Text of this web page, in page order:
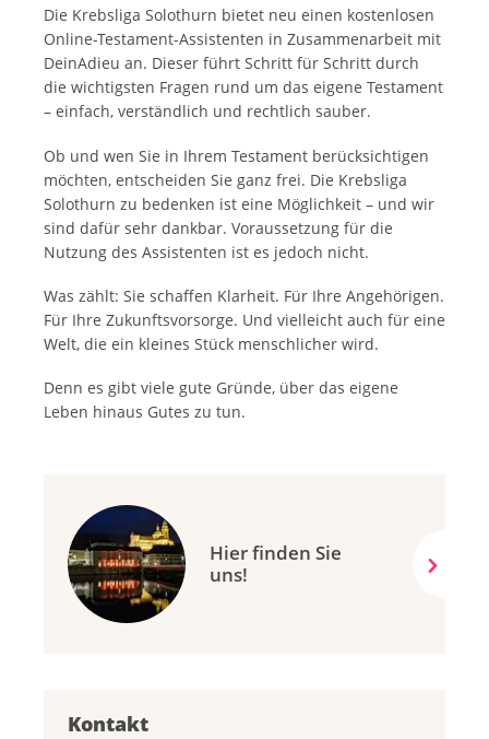
Die Krebsliga Solothurn bietet neu einen kostenlosen
Online-Testament-Assistenten in Zusammenarbeit mit
DeinAdieu an. Dieser führt Schritt für Schritt durch
die wichtigsten Fragen rund um das eigene Testament
– einfach, verständlich und rechtlich sauber.
Ob und wen Sie in Ihrem Testament berücksichtigen
möchten, entscheiden Sie ganz frei. Die Krebsliga
Solothurn zu bedenken ist eine Möglichkeit – und wir
sind dafür sehr dankbar. Voraussetzung für die
Nutzung des Assistenten ist es jedoch nicht.
Was zählt: Sie schaffen Klarheit. Für Ihre Angehörigen.
Für Ihre Zukunftsvorsorge. Und vielleicht auch für eine
Welt, die ein kleines Stück menschlicher wird.
Denn es gibt viele gute Gründe, über das eigene
Leben hinaus Gutes zu tun.
Hier finden Sie
uns!
Kontakt